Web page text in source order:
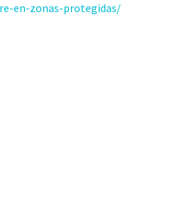
en-zonas-protegidas/